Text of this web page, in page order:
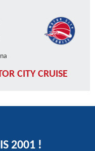
CITY CRUISE
2001 !